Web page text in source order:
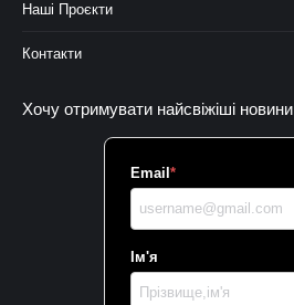
Наші Проєкти
Контакти
Хочу отримувати найсвіжіші новини
Email *
Ім'я